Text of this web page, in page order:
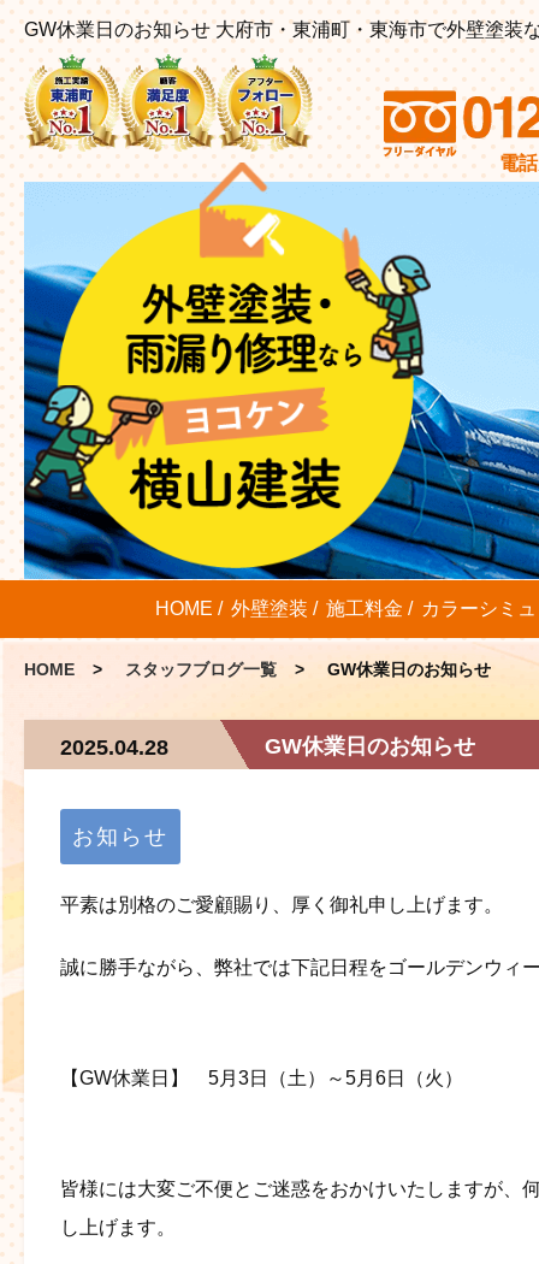
電
HOME 外壁塗装 施工料金 カラーシミ
GW休業日のお知らせ 大府市・東浦町・東海市で外壁塗装
HOME スタッフブログ一覧 GW休業日のお知らせ
GW休業日のお知らせ
2025.04.28
お知らせ
平素は別格のご愛顧賜り、厚く御礼申し上げます。
誠に勝手ながら、弊社では下記日程をゴールデンウィ
【GW休業日】 5月3日（土）～5月6日（火）
皆様には大変ご不便とご迷惑をおかけいたしますが、
し上げます。